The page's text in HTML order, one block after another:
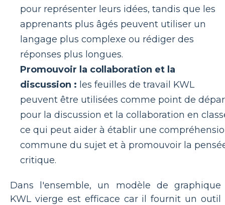
pour représenter leurs idées, tandis que les
apprenants plus âgés peuvent utiliser un
langage plus complexe ou rédiger des
réponses plus longues.
Promouvoir la collaboration et la
discussion : les feuilles de travail KWL
peuvent être utilisées comme point de
pour la discussion et la collaboration en
ce qui peut aider à établir une
commune du sujet et à promouvoir la
critique.
Dans l'ensemble, un modèle de graphique
KWL vierge est efficace car il fournit un outil